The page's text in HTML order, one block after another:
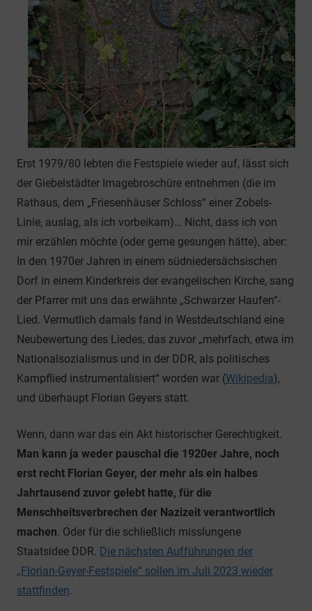
Erst 1979/80 lebten die Festspiele wieder auf, lässt sich
der Giebelstädter Imagebroschüre entnehmen (die im
Rathaus, dem „Friesenhäuser Schloss“ einer Zobels-
Linie, auslag, als ich vorbeikam)… Nicht, dass ich von
mir erzählen möchte (oder gerne gesungen hätte), aber:
In den 1970er Jahren in einem südniedersächsischen
Dorf in einem Kinderkreis der evangelischen Kirche, sang
der Pfarrer mit uns das erwähnte „Schwarzer Haufen“-
Lied. Vermutlich damals fand in Westdeutschland eine
Neubewertung des Liedes, das zuvor „mehrfach, etwa im
Nationalsozialismus und in der DDR, als politisches
Kampflied instrumentalisiert“ worden war (Wikipedia),
und überhaupt Florian Geyers statt.
Wenn, dann war das ein Akt historischer Gerechtigkeit.
Man kann ja weder pauschal die 1920er Jahre, noch
erst recht Florian Geyer, der mehr als ein halbes
Jahrtausend zuvor gelebt hatte, für die
Menschheitsverbrechen der Nazizeit verantwortlich
machen. Oder für die schließlich misslungene
Staatsidee DDR. Die nächsten Aufführungen der
„Florian-Geyer-Festspiele“ sollen im Juli 2023 wieder
stattfinden.